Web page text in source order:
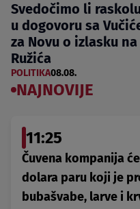
Svedočimo li
u dogovoru sa
za Novu o izlasku
Ružića
POLITIKA08.08.
NAJNOVIJE
11:25
Čuvena kompanija
dolara paru koji je
bubašvabe, larve i